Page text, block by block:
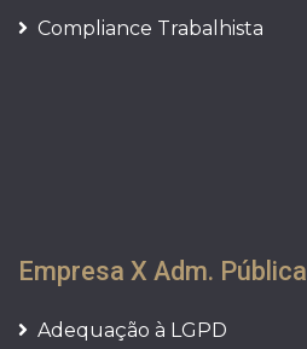
Compliance Trabalhista
Empresa X Adm. Pública
Adequação à LGPD